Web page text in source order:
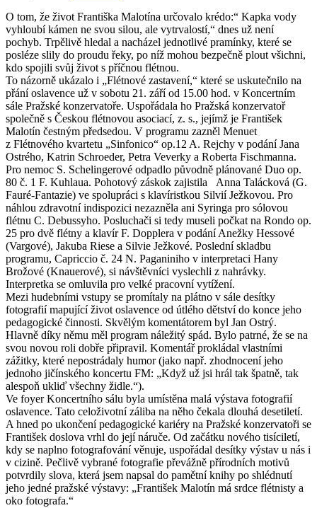
O tom, že život Františka Malotína určovalo krédo:“ Kapka vody
vyhloubí kámen ne svou silou, ale vytrvalostí,“ dnes už není
pochyb. Trpělivě hledal a nacházel jednotlivé pramínky, které se
posléze slily do proudu řeky, po níž mohou bezpečně plout všichni,
kdo spojili svůj život s příčnou flétnou.
To názorně ukázalo i „Flétnové zastavení,“ které se uskutečnilo na
přání oslavence už v sobotu 21. září od 15.00 hod. v Koncertním
sále Pražské konzervatoře. Uspořádala ho Pražská konzervatoř
společně s Českou flétnovou asociací, z. s., jejímž je František
Malotín čestným předsedou. V programu zazněl Menuet
z Flétnového kvartetu „Sinfonico“ op.12 A. Rejchy v podání Jana
Ostrého, Katrin Schroeder, Petra Veverky a Roberta Fischmanna.
Pro nemoc S. Schelingerové odpadlo původně plánované Duo op.
80 č. 1 F. Kuhlaua. Pohotový záskok zajistila Anna Talácková (G.
Fauré-Fantazie) ve spolupráci s klavíristkou Silvií Ježkovou. Pro
náhlou zdravotní indispozici nezazněla ani Syringa pro sólovou
flétnu C. Debussyho. Posluchači si tedy museli počkat na Rondo op.
25 pro dvě flétny a klavír F. Dopplera v podání Anežky Hessové
(Vargové), Jakuba Riese a Silvie Ježkové. Poslední skladbu
programu, Capriccio č. 24 N. Paganiniho v interpretaci Hany
Brožové (Knauerové), si návštěvníci vyslechli z nahrávky.
Interpretka se omluvila pro velké pracovní vytížení.
Mezi hudebními vstupy se promítaly na plátno v sále desítky
fotografií mapující život oslavence od útlého dětství do konce jeho
pedagogické činnosti. Skvělým komentátorem byl Jan Ostrý.
Hlavně díky němu měl program náležitý spád. Bylo patrné, že se na
svou novou roli dobře připravil. Komentář prokládal vlastními
zážitky, které nepostrádaly humor (jako např. zhodnocení jeho
jednoho jičínského koncertu FM: „Když už jsi hrál tak špatně, tak
alespoň ukliď všechny židle.“).
Ve foyer Koncertního sálu byla umístěna malá výstava fotografií
oslavence. Tato celoživotní záliba na něho čekala dlouhá desetiletí.
A hned po ukončení pedagogické kariéry na Pražské konzervatoři se
František doslova vrhl do její náruče. Od začátku nového tisíciletí,
kdy se naplno fotografování věnuje, uspořádal desítky výstav u nás i
v cizině. Pečlivě vybrané fotografie převážně přírodních motivů
potvrdily slova, která jsem napsal do pamětní knihy po shlédnutí
jeho jedné pražské výstavy: „František Malotín má srdce flétnisty a
oko fotografa.“